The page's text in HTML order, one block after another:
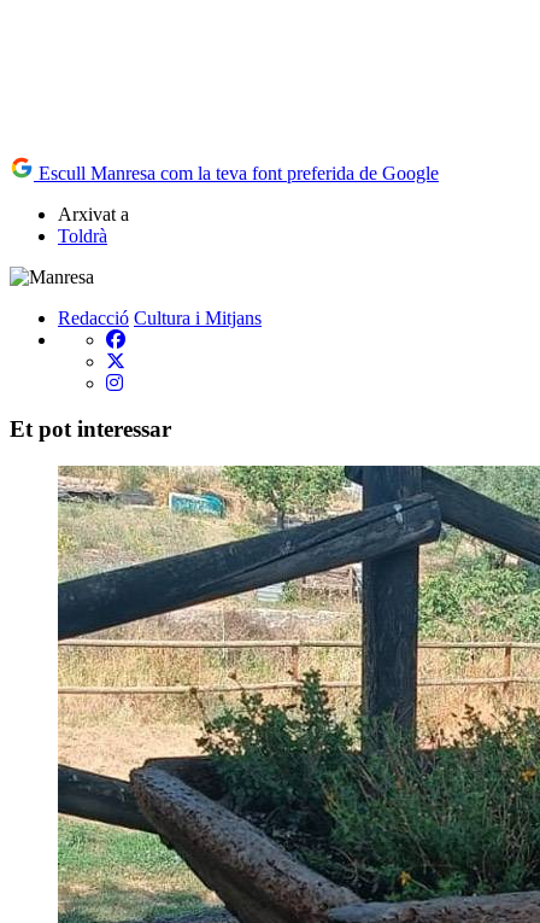
Escull Manresa com la teva font preferida de Google
Arxivat a
Toldrà
Redacció Cultura i Mitjans
Et pot interessar